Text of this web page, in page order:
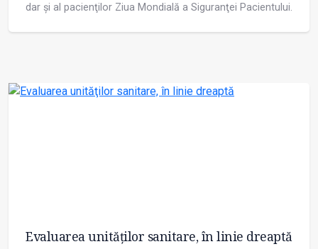
dar și al pacienţilor Ziua Mondială a Siguranţei Pacientului.
Evaluarea unităţilor sanitare, în linie dreaptă